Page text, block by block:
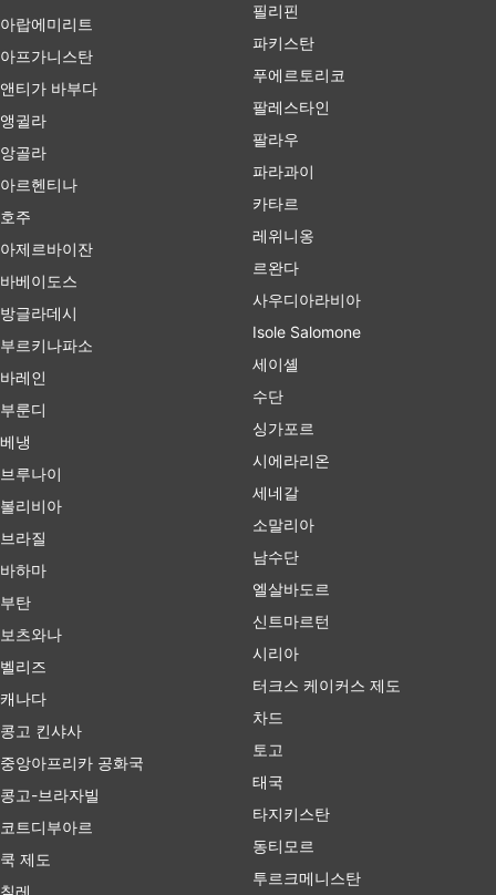
아랍에미리트
아프가니스탄
앤티가 바부다
앵귈라
앙골라
아르헨티나
호주
아제르바이잔
바베이도스
방글라데시
부르키나파소
바레인
부룬디
베냉
브루나이
볼리비아
브라질
바하마
부탄
보츠와나
벨리즈
캐나다
콩고 킨샤사
중앙아프리카 공화국
콩고-브라자빌
코트디부아르
쿡 제도
칠레
필리핀
파키스탄
푸에르토리코
팔레스타인
팔라우
파라과이
카타르
레위니옹
르완다
사우디아라비아
Isole Salomone
세이셸
수단
싱가포르
시에라리온
세네갈
소말리아
남수단
엘살바도르
신트마르턴
시리아
터크스 케이커스 제도
차드
토고
태국
타지키스탄
동티모르
투르크메니스탄